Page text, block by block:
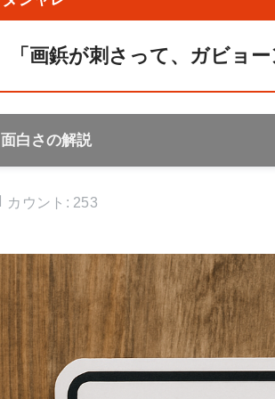
「画鋲が刺さって、ガビョ
面白さの解説
カウント: 253